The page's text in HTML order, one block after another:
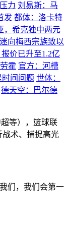
力 刘易斯：马
发 都体：洛卡特
，希克独中两元
向梅西宗族致以
价已升至1.2亿
霍 官方：河槽
间问题 世体：
德天空：巴尔德
等），篮球联
术、捕捉高光
们，我们会第一